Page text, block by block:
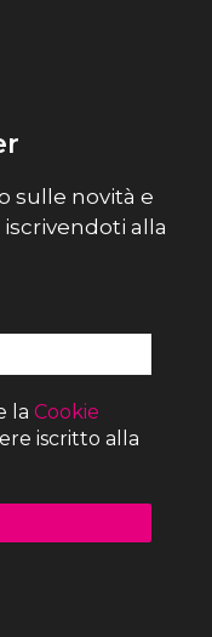
sulle novità e
alla
la Cookie
iscritto alla